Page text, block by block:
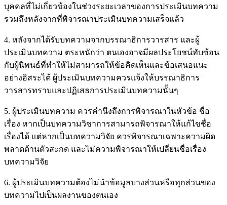
บุคคลที่ไม่เกี่ยวข้องในช่วงระยะเวลาของการประเมินบทความ
รวมถึงหลังจากที่พิจารณาประเมินบทความเสร็จแล้ว
4. หลังจากได้รับบทความจากบรรณาธิการวารสาร และผู้
ประเมินบทความ ตระหนักว่า ตนเองอาจมีผลประโยชน์ทับซ้อน
กับผู้นิพนธ์ที่ทำให้ไม่สามารถให้ข้อคิดเห็นและข้อเสนอแนะ
อย่างอิสระได้ ผู้ประเมินบทความควรแจ้งให้บรรณาธิการ
วารสารทราบและปฏิเสธการประเมินบทความนั้นๆ
5. ผู้ประเมินบทความ ควรคำนึงถึงการพิจารณาในหัวข้อ ชื่อ
เรื่อง หากเป็นบทความวิชาการสามารถพิจารณาให้แก้ไขชื่อ
เรื่องได้ แต่หากเป็นบทความวิจัย ควรพิจารณาเฉพาะความผิด
พลาดด้านตัวสะกด และไม่ความพิจารณาให้เปลี่ยนชื่อเรื่อง
บทความวิจัย
6. ผู้ประเมินบทความต้องไม่นำข้อมูลบางส่วนหรือทุกส่วนของ
บทความไปเป็นผลงานของตนเอง